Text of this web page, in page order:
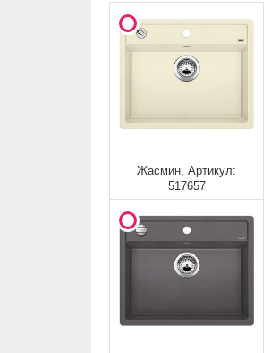
Жасмин, Артикул:
517657